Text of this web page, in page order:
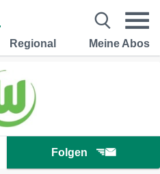
Regional Meine Abos
Folgen